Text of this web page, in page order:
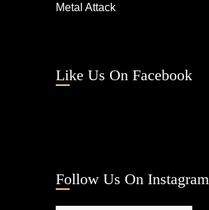
Metal Attack
Like Us On Facebook
Follow Us On Instagram